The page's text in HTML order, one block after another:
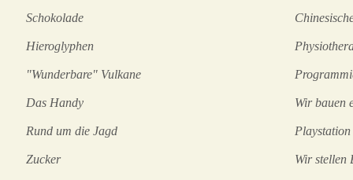
Schokolade
Hieroglyphen
"Wunderbare" Vulkane
Das Handy Wir bauen
Rund um die Jagd Playstation
Zucker Wir stellen